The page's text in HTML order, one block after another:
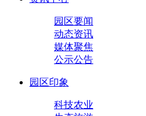
园区要闻
动态资讯
媒体聚焦
公示公告
园区印象
科技农业